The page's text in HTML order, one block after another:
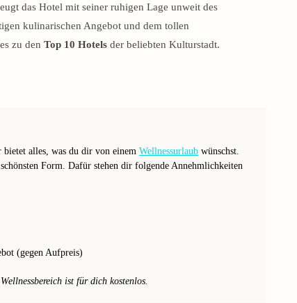
das Hotel mit seiner ruhigen Lage unweit des
kulinarischen Angebot und dem tollen
zu den Top 10 Hotels der beliebten Kulturstadt.
alles, was du dir von einem Wellnessurlaub wünschst.
Form. Dafür stehen dir folgende Annehmlichkeiten
(gegen Aufpreis)
ist für dich kostenlos.